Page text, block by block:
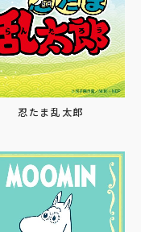
忍たま乱太郎